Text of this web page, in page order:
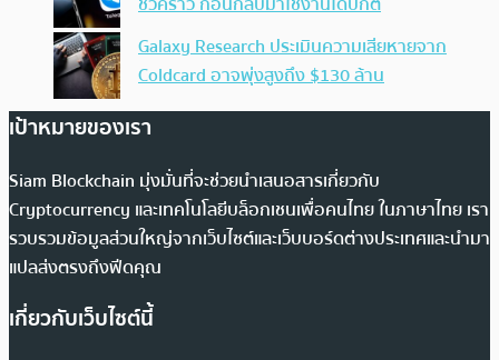
Galaxy Research ประเมินความเสียหายจาก
Coldcard อาจพุ่งสูงถึง $130 ล้าน
เป้าหมายของเรา
Siam Blockchain มุ่งมั่นที่จะช่วยนำเสนอสารเกี่ยวกับ
Cryptocurrency และเทคโนโลยีบล็อกเชนเพื่อคนไทย ในภาษาไทย เรา
รวบรวมข้อมูลส่วนใหญ่จากเว็บไซต์และเว็บบอร์ดต่างประเทศและนำมา
แปลส่งตรงถึงฟีดคุณ
เกี่ยวกับเว็บไซต์นี้